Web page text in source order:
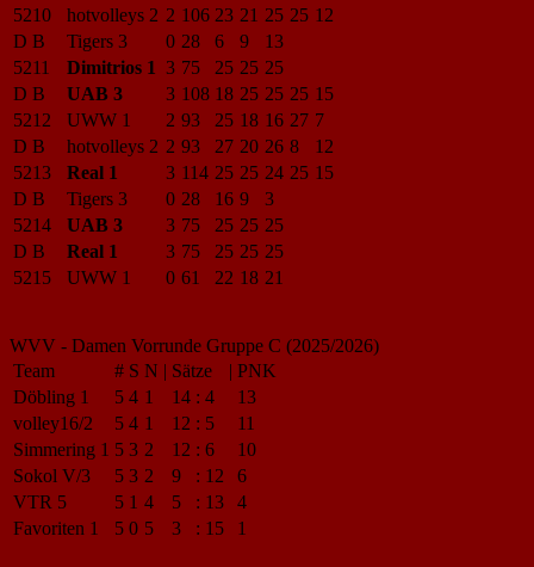
5210
hotvolleys 2 2 106 23 21 25 25 12
D B
Tigers 3 0 28 6 9
13
5211
Dimitrios 1 3 75 25 25 25
D B
UAB 3 3 108 18 25 25 25 15
5212
UWW 1 2 93 25 18 16 27 7
D B
hotvolleys 2 2 93 27 20 26 8
12
5213
Real 1 3 114 25 25 24 25 15
D B
Tigers 3 0 28 16 9
3
5214
UAB 3 3 75 25 25 25
D B
Real 1 3 75 25 25 25
5215
UWW 1 0 61 22 18 21
WVV - Damen Vorrunde Gruppe C (2025/2026)
Team
# S N | Sätze | PNK
Döbling 1
5 4 1 14 : 4
13
volley16/2
5 4 1 12 : 5
11
Simmering 1 5 3 2 12 : 6
10
Sokol V/3
5 3 2 9 : 12
6
VTR 5
5 1 4 5 : 13
4
Favoriten 1
5 0 5 3 : 15 1